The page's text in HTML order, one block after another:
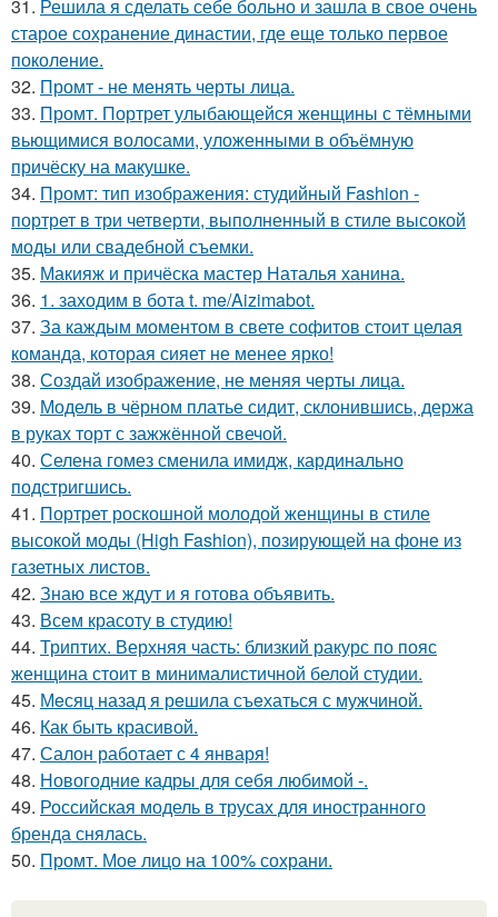
31. Решила я сделать себе больно и зашла в свое очень
старое сохранение династии, где еще только первое
поколение.
32. Промт - не менять черты лица.
33. Промт. Портрет улыбающейся женщины с тёмными
вьющимися волосами, уложенными в объёмную
причёску на макушке.
34. Промт: тип изображения: студийный Fashion -
портрет в три четверти, выполненный в стиле высокой
моды или свадебной съемки.
35. Макияж и причёска мастер Наталья ханина.
36. 1. заходим в бота t. me/Aizimabot.
37. За каждым моментом в свете софитов стоит целая
команда, которая сияет не менее ярко!
38. Создай изображение, не меняя черты лица.
39. Модель в чёрном платье сидит, склонившись, держа
в руках торт с зажжённой свечой.
40. Селена гомез сменила имидж, кардинально
подстригшись.
41. Портрет роскошной молодой женщины в стиле
высокой моды (High Fashion), позирующей на фоне из
газетных листов.
42. Знаю все ждут и я готова объявить.
43. Всем красоту в студию!
44. Триптих. Верхняя часть: близкий ракурс по пояс
женщина стоит в минималистичной белой студии.
45. Мeсяц назад я рeшила съeхаться с мужчиной.
46. Как быть красивой.
47. Салон работает с 4 января!
48. Новогодние кадры для себя любимой -.
49. Российская модель в трусах для иностранного
бренда снялась.
50. Промт. Мое лицо на 100% сохрани.